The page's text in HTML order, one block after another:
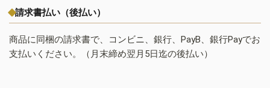
請求書払い（後払い）
商品に同梱の請求書で、コンビニ、銀行、PayB、銀行Payでお
支払いください。（月末締め翌月5日迄の後払い）